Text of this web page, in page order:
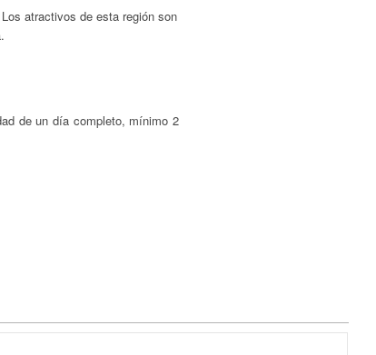
atractivos de esta región son
de un día completo, mínimo 2